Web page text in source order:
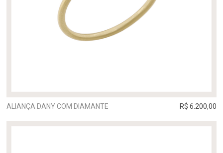
ALIANÇA DANY COM DIAMANTE R$ 6.200,00